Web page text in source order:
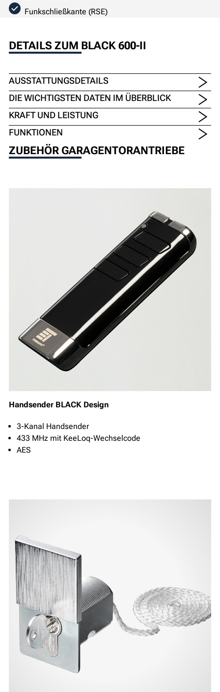
Funkschließkante (RSE)
DETAILS ZUM BLACK 600-II
AUSSTATTUNGSDETAILS
DIE WICHTIGSTEN DATEN IM ÜBERBLICK
KRAFT UND LEISTUNG
FUNKTIONEN
ZUBEHÖR GARAGENTORANTRIEBE
Handsender BLACK Design
3-Kanal Handsender
433 MHz mit KeeLoq-Wechselcode
AES